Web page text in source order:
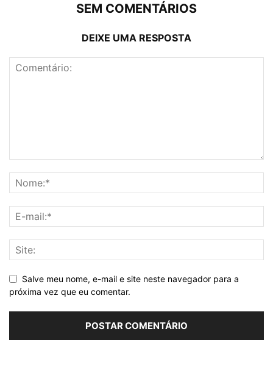
SEM COMENTÁRIOS
DEIXE UMA RESPOSTA
Salve meu nome, e-mail e site neste navegador para a
próxima vez que eu comentar.